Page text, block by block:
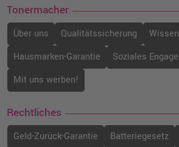
inkl. MwSt.zzgl. Versand
Epson 24XL
(C13T24354012) · Cyan
o. MwSt.16,80 €
inkl. MwSt.
Epson 24XL
(C13T24364012) ·
Tonermacher
Über uns Qualitätssicherung
Hausmarken-Garantie
Soziales
Mit uns werben!
Rechtliches
Geld-Zurück-Garantie Batteriegesetz